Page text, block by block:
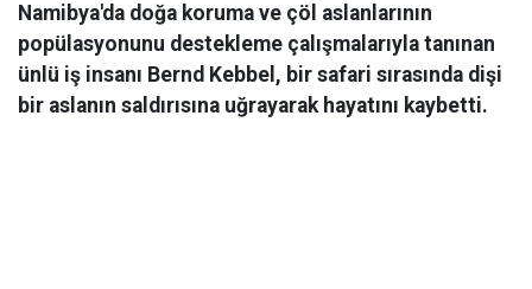
Namibya'da doğa koruma ve çöl aslanlarının
popülasyonunu destekleme çalışmalarıyla tanınan
ünlü iş insanı Bernd Kebbel, bir safari sırasında dişi
bir aslanın saldırısına uğrayarak hayatını kaybetti.